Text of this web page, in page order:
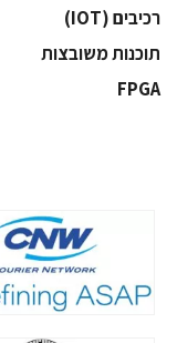
‫רכיבים‬ (IOT)
‫תוכנות משובצות‬
‫‪FPGA‬‬